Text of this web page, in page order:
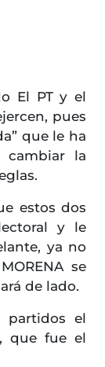
El PT y el
pues
que le ha
cambiar la
estos dos
y le
ya no
se
de lado.
partidos el
que fue el